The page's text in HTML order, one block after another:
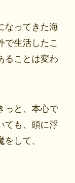
なってきた海
で生活したこ
ることは変わ
っと、本心で
ても、頭に浮
して、